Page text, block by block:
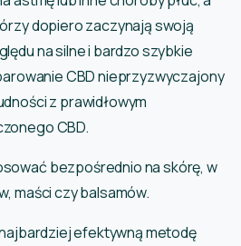
dopiero zaczynają swoją
na silne i bardzo szybkie
CBD nieprzyzwyczajony
z prawidłowym
CBD.
bezpośrednio na skórę, w
maści czy balsamów.
efektywną metodę